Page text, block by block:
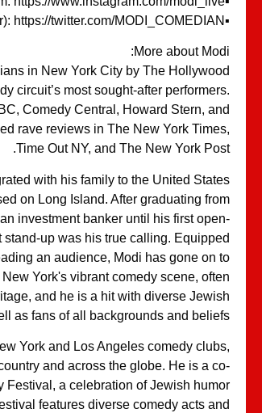
▪️X (Twitter): https://twitter.com/MODI_COMEDIAN
More about Modi:
in New York City by The Hollywood
circuit’s most sought-after performers.
Comedy Central, Howard Stern, and
rave reviews in The New York Times,
Time Out NY, and The New York Post.
with his family to the United States
on Long Island. After graduating from
investment banker until his first open-
up was his true calling. Equipped
an audience, Modi has gone on to
York's vibrant comedy scene, often
and he is a hit with diverse Jewish
as fans of all backgrounds and beliefs.
York and Los Angeles comedy clubs,
and across the globe. He is a co-
Festival, a celebration of Jewish humor
features diverse comedy acts and